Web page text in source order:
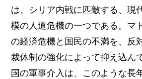
は、シリア内戦に匹敵する、現
模の人道危機の一つである。マ
の経済危機と国民の不満を、反
裁体制の強化によって抑え込ん
国の軍事介入は、このような長